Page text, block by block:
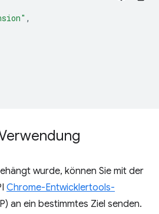
,
wurde, können Sie mit der
Chrome-Entwicklertools-
an ein bestimmtes Ziel senden.